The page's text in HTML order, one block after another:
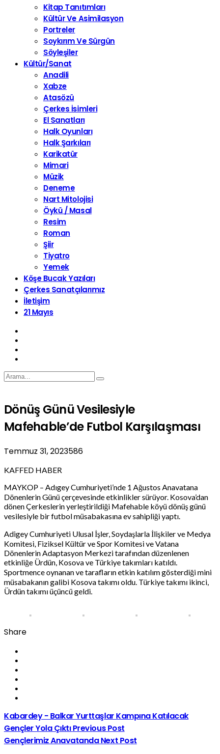
Kitap Tanıtımları
Kültür Ve Asimilasyon
Portreler
Soykırım Ve Sürgün
Söyleşiler
Kültür/Sanat
Anadili
Xabze
Atasözü
Çerkes İsimleri
El Sanatları
Halk Oyunları
Halk Şarkıları
Karikatür
Mimari
Müzik
Deneme
Nart Mitolojisi
Öykü / Masal
Resim
Roman
Şiir
Tiyatro
Yemek
Köşe Bucak Yazıları
Çerkes Sanatçılarımız
İletişim
21 Mayıs
Dönüş Günü Vesilesiyle
Mafehable’de Futbol Karşılaşması
Temmuz 31, 2023586
KAFFED HABER
MAYKOP – Adıgey Cumhuriyeti’nde 1 Ağustos Anavatana
Dönenlerin Günü çerçevesinde etkinlikler sürüyor. Kosova’dan
dönen Çerkeslerin yerleştirildiği Mafehable köyü dönüş günü
vesilesiyle bir futbol müsabakasına ev sahipliği yaptı.
Adigey Cumhuriyeti Ulusal İşler, Soydaşlarla İlişkiler ve Medya
Komitesi, Fiziksel Kültür ve Spor Komitesi ve Vatana
Dönenlerin Adaptasyon Merkezi tarafından düzenlenen
etkinliğe Ürdün, Kosova ve Türkiye takımları katıldı.
Sportmence oynanan ve tarafların etkin katılım gösterdiği mini
müsabakanın galibi Kosova takımı oldu. Türkiye takımı ikinci,
Ürdün takımı üçüncü geldi.
Share
Kabardey - Balkar Yurttaşlar Kampına Katılacak
Gençler Yola ÇıktıPrevious Post
Gençlerimiz AnavatandaNext Post